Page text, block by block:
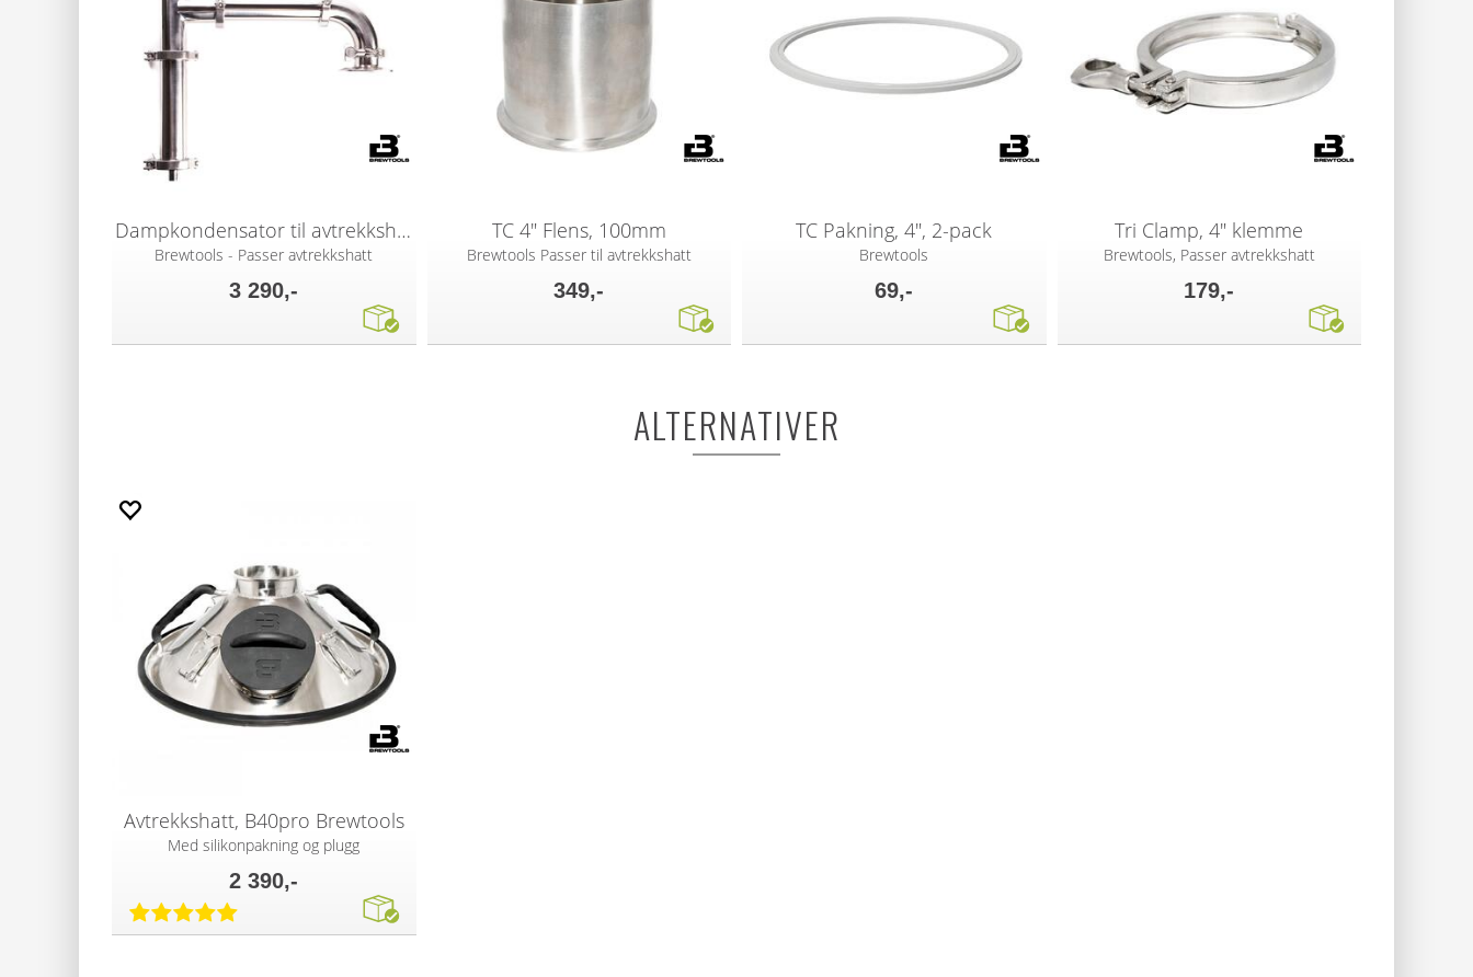
Dampkondensator til avtrekkshatt
Brewtools - Passer avtrekkshatt
3 290,-
TC 4" Flens, 100mm
Brewtools Passer til avtrekkshatt
349,-
TC Pakning, 4", 2-pack
Brewtools
69,-
Tri Clamp, 4" klemme
Brewtools, Passer avtrekkshatt
179,-
ALTERNATIVER
Avtrekkshatt, B40pro Brewtools
Med silikonpakning og plugg
2 390,-